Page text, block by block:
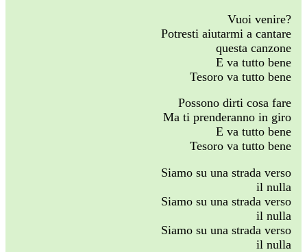
Vuoi venire?
Potresti aiutarmi a cantare
questa canzone
E va tutto bene
Tesoro va tutto bene
Possono dirti cosa fare
Ma ti prenderanno in giro
E va tutto bene
Tesoro va tutto bene
Siamo su una strada verso
il nulla
Siamo su una strada verso
il nulla
Siamo su una strada verso
il nulla